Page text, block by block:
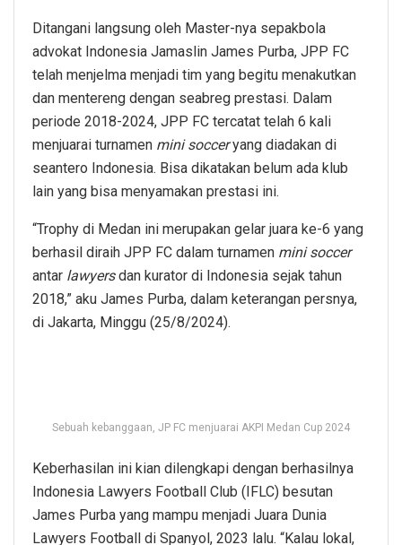
Ditangani langsung oleh Master-nya sepakbola
advokat Indonesia Jamaslin James Purba, JPP FC
telah menjelma menjadi tim yang begitu menakutkan
dan mentereng dengan seabreg prestasi. Dalam
periode 2018-2024, JPP FC tercatat telah 6 kali
menjuarai turnamen mini socceryang diadakan di
seantero Indonesia. Bisa dikatakan belum ada klub
lain yang bisa menyamakan prestasi ini.
“Trophy di Medan ini merupakan gelar juara ke-6 yang
berhasil diraih JPP FC dalam turnamen mini soccer
antar lawyersdan kurator di Indonesia sejak tahun
2018,” aku James Purba, dalam keterangan persnya,
di Jakarta, Minggu (25/8/2024).
Sebuah kebanggaan, JP FC menjuarai AKPI Medan Cup 2024
Keberhasilan ini kian dilengkapi dengan berhasilnya
Indonesia Lawyers Football Club (IFLC) besutan
James Purba yang mampu menjadi Juara Dunia
Lawyers Football di Spanyol, 2023 lalu. “Kalau lokal,